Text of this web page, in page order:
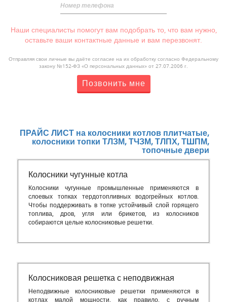
Номер телефона
Наши специалисты помогут вам подобрать то, что вам нужно,
оставьте ваши контактные данные и вам перезвонят.
Отправляя свои личные вы даёте согласие на их обработку согласно Федеральному
закону №152-ФЗ «О персональных данных» от 27.07.2006 г.
Позвонить мне
ПРАЙС ЛИСТ на колосники котлов плитчатые,
колосники топки ТЛЗМ, ТЧЗМ, ТЛПХ, ТШПМ,
топочные двери
Колосники чугунные котла
Колосники чугунные промышленные применяются в
слоевых топках тердотопливных водогрейных котлов.
Чтобы поддерживать в топке устойчивый слой горящего
топлива, дров, угля или брикетов, из колосников
собираются целые колосниковые решетки.
Колосниковая решетка с неподвижная
Неподвижные колосниковые решетки применяются в
котлах малой мощности, как правило, с ручным